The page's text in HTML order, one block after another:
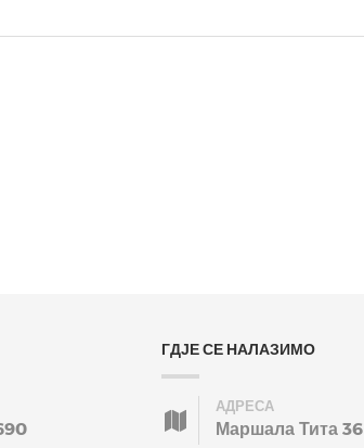
ГДЈЕ СЕ НАЛАЗИМО
АДРЕСА
Маршала Тита 36